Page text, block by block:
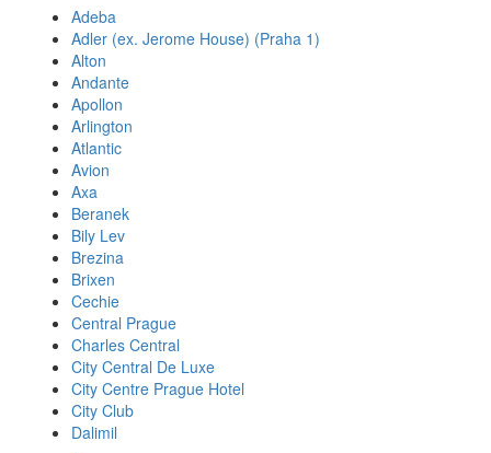
Adeba
Adler (ex. Jerome House) (Praha 1)
Alton
Andante
Apollon
Arlington
Atlantic
Avion
Axa
Beranek
Bily Lev
Brezina
Brixen
Cechie
Central Prague
Charles Central
City Central De Luxe
City Centre Prague Hotel
City Club
Dalimil